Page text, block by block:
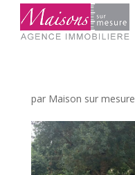
par Maison sur mesure